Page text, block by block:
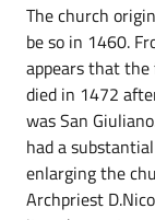
The church
be so in 1460.
appears that the
died in 1472
was San
had a
enlarging the
Archpriest